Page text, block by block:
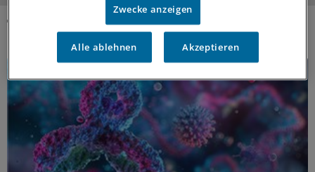
DAS KÖNNTE SIE AUCH INTERESSIEREN
Zwecke anzeigen
Alle ablehnen Akzeptieren